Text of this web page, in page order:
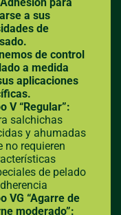
a sus
de
de control
a medida
aplicaciones
V “Regular”:
salchichas
y ahumadas
no requieren
de pelado
VG “Agarre de
moderado”: